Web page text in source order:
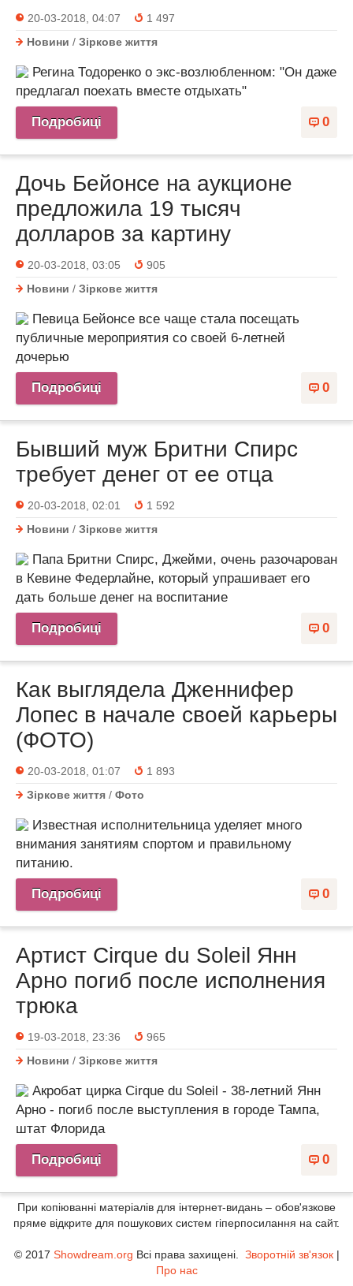
20-03-2018, 04:07
1 497
Новини / Зіркове життя
Регина Тодоренко о экс-возлюбленном: "Он даже
предлагал поехать вместе отдыхать"
0
Подробиці
Дочь Бейонсе на аукционе
предложила 19 тысяч
долларов за картину
20-03-2018, 03:05
905
Новини / Зіркове життя
Певица Бейонсе все чаще стала посещать
публичные мероприятия со своей 6-летней
дочерью
0
Подробиці
Бывший муж Бритни Спирс
требует денег от ее отца
20-03-2018, 02:01
1 592
Новини / Зіркове життя
Папа Бритни Спирс, Джейми, очень разочарован
в Кевине Федерлайне, который упрашивает его
дать больше денег на воспитание
0
Подробиці
Как выглядела Дженнифер
Лопес в начале своей карьеры
(ФОТО)
20-03-2018, 01:07
1 893
Зіркове життя / Фото
Известная исполнительница уделяет много
внимания занятиям спортом и правильному
питанию.
0
Подробиці
Артист Cirque du Soleil Янн
Арно погиб после исполнения
трюка
19-03-2018, 23:36
965
Новини / Зіркове життя
Акробат цирка Cirque du Soleil - 38-летний Янн
Арно - погиб после выступления в городе Тампа,
штат Флорида
0
Подробиці
При копіюванні матеріалів для інтернет-видань – обов'язкове
пряме відкрите для пошукових систем гіперпосилання на сайт.
© 2017 Showdream.org Всі права захищені. Зворотній зв'язок|
Про нас